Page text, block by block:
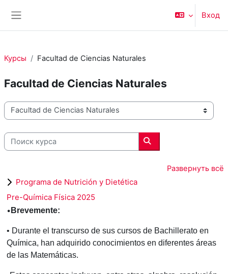
Вход
Курсы Facultad de Ciencias Naturales
Facultad de Ciencias Naturales
Категории курсов
Поиск курса
Поиск курса
Развернуть всё
Programa de Nutrición y Dietética
Pre-Química Física 2025
• Brevemente:
• Durante el transcurso de sus cursos de Bachillerato en
Química, han adquirido conocimientos en diferentes áreas
de las Matemáticas.